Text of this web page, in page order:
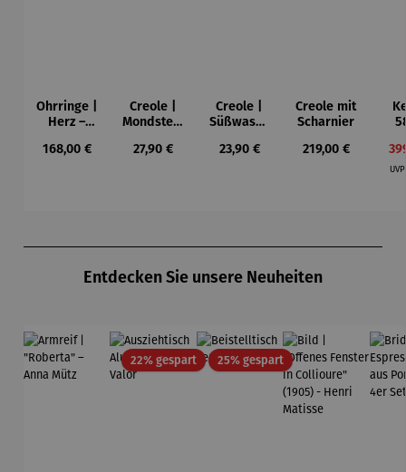
Ohrringe |
Herz –
Regulärer Preis:
168,00 €
Creole |
Mondstein
Regulärer Preis:
27,90 €
Creole |
Süßwasse
Regulärer Preis:
23,90 €
Creole mit
Scharnier
Regulärer Preis:
219,00 €
Entdecken Sie unsere Neuheiten
22% gespartRabatt25% gespartRabatt